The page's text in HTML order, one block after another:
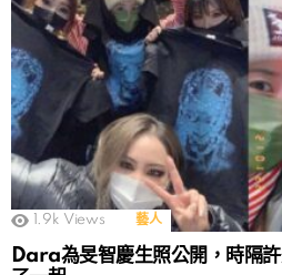
1.9k Views 藝人
Dara為旻智慶生照公開，時隔